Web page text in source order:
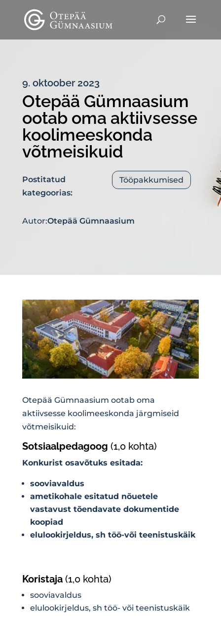
9. oktoober 2023
Otepää Gümnaasium
ootab oma aktiivsesse
koolimeeskonda
võtmeisikuid
Postitatud
kategoorias:
Tööpakkumised
Autor:Otepää Gümnaasium
Otepää Gümnaasium ootab oma
aktiivsesse koolimeeskonda järgmiseid
võtmeisikuid:
Sotsiaalpedagoog (1,0 kohta)
Konkurist osavõtuks esitada:
sooviavaldus
ametikohale esitatud nõuetele
vastavust tõendavate dokumentide
koopiad
elulookirjeldus, sh töö-või teenistuskäik
Koristaja (1,0 kohta)
sooviavaldus
elulookirjeldus, sh töö- või teenistuskäik